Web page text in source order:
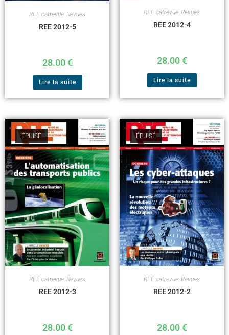
REE catrevue Revues
REE 2012-5
28.00€
Lire la suite
REE catrevue Revues
REE 2012-4
28.00€
Lire la suite
ÉPUISÉ
REE catrevue Revues
REE 2012-3
28.00€
ÉPUISÉ
REE catrevue Revues
REE 2012-2
28.00€